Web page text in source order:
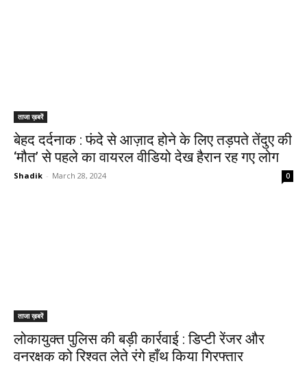
ताजा ख़बरें
बेहद दर्दनाक : फंदे से आज़ाद होने के लिए तड़पते तेंदुए की
‘मौत’ से पहले का वायरल वीडियो देख हैरान रह गए लोग
Shadik - March 28, 2024 0
ताजा ख़बरें
लोकायुक्त पुलिस की बड़ी कार्रवाई : डिप्टी रेंजर और
वनरक्षक को रिश्वत लेते रंगे हाँथ किया गिरफ्तार